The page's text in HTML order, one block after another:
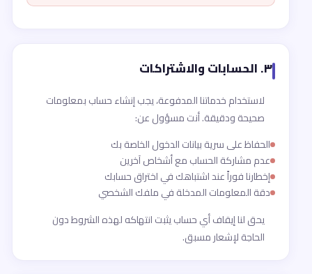
٣. الحسابات والاشتراكات
لاستخدام خدماتنا المدفوعة، يجب إنشاء حساب بمعلومات
صحيحة ودقيقة. أنت مسؤول عن:
الحفاظ على سرية بيانات الدخول الخاصة بك
عدم مشاركة الحساب مع أشخاص آخرين
إخطارنا فوراً عند اشتباهك في اختراق حسابك
دقة المعلومات المدخلة في ملفك الشخصي
يحق لنا إيقاف أي حساب يثبت انتهاكه لهذه الشروط دون
الحاجة لإشعار مسبق.